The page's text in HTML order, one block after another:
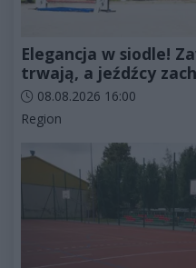
Elegancja w siodle!
trwają, a jeźdźcy
Data dodania artykułu:
08.08.2026 16:00
Kategorie artykułu:
Region